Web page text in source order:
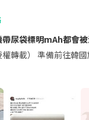
尿袋標明mAh都會
權轉載） 準備前往